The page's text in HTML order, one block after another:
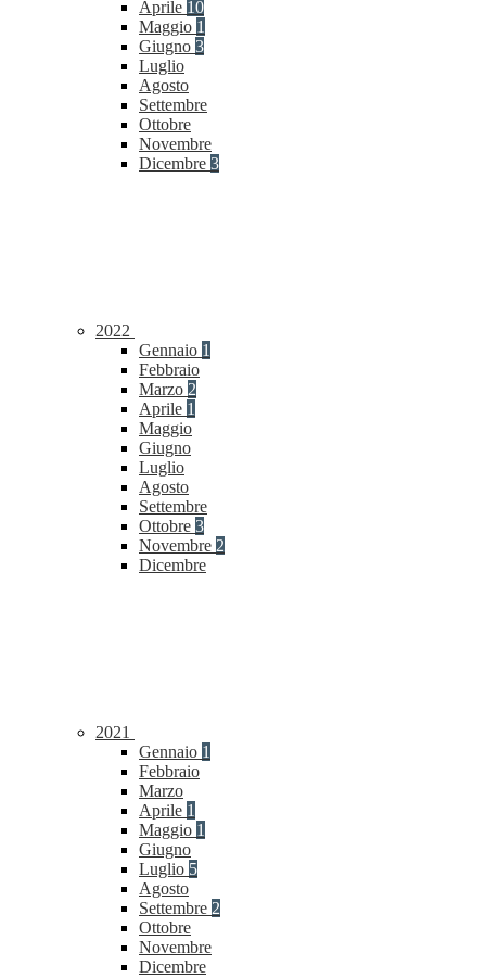
Aprile 10
Maggio 1
Giugno 3
Luglio
Agosto
Settembre
Ottobre
Novembre
Dicembre 3
2022
Gennaio 1
Febbraio
Marzo 2
Aprile 1
Maggio
Giugno
Luglio
Agosto
Settembre
Ottobre 3
Novembre 2
Dicembre
2021
Gennaio 1
Febbraio
Marzo
Aprile 1
Maggio 1
Giugno
Luglio 5
Agosto
Settembre 2
Ottobre
Novembre
Dicembre